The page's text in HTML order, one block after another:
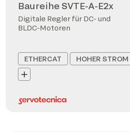
Baureihe SVTE-A-E2x
Digitale Regler für DC- und
BLDC-Motoren
ETHERCAT HOHER STROM